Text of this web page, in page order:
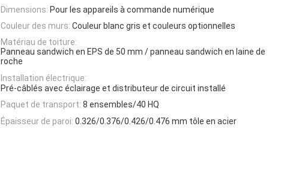
Dimensions: Pour les appareils à commande numérique
Couleur des murs: Couleur blanc gris et couleurs optionnelles
Matériau de toiture:
Panneau sandwich en EPS de 50 mm / panneau sandwich en laine de
roche
Installation électrique:
Pré-câblés avec éclairage et distributeur de circuit installé
Paquet de transport: 8 ensembles/40 HQ
Épaisseur de paroi: 0.326/0.376/0.426/0.476 mm tôle en acier